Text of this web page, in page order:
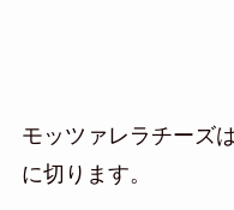
モッツァレラチーズ
に切ります。